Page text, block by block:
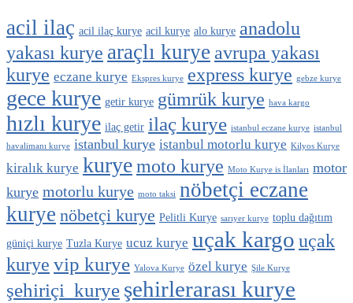
acil ilaç acil ilaç kurye acil kurye alo kurye anadolu
yakası kurye araçlı kurye avrupa yakası
kurye eczane kurye Ekspres kurye express kurye gebze kurye
gece kurye getir kurye gümrük kurye hava kargo
hızlı kurye ilaç getir ilaç kurye istanbul eczane kurye istanbul
havalimanı kurye istanbul kurye istanbul motorlu kurye Kilyos Kurye
kiralık kurye kuryemoto kurye Moto Kurye is İlanları motor
kurye motorlu kurye moto taksi nöbetçi eczane
kurye nöbetçi kurye Pelitli Kurye sarıyer kurye toplu dağıtım
güniçi kurye Tuzla Kurye ucuz kurye uçak kargo uçak
kurye vip kurye Yalova Kurye özel kurye Şile Kurye
şehiriçi kurye şehirlerarası kurye